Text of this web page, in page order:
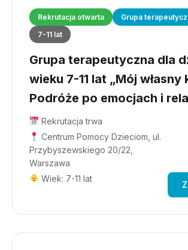
Rekrutacja otwarta
Grupa
7-11 lat
Grupa terapeutyczna dla
wieku 7-11 lat „Mój własny
Podróże po emocjach i
Rekrutacja trwa
Centrum Pomocy Dzieciom, ul.
Przybyszewskiego 20/22,
Warszawa
Wiek: 7-11 lat